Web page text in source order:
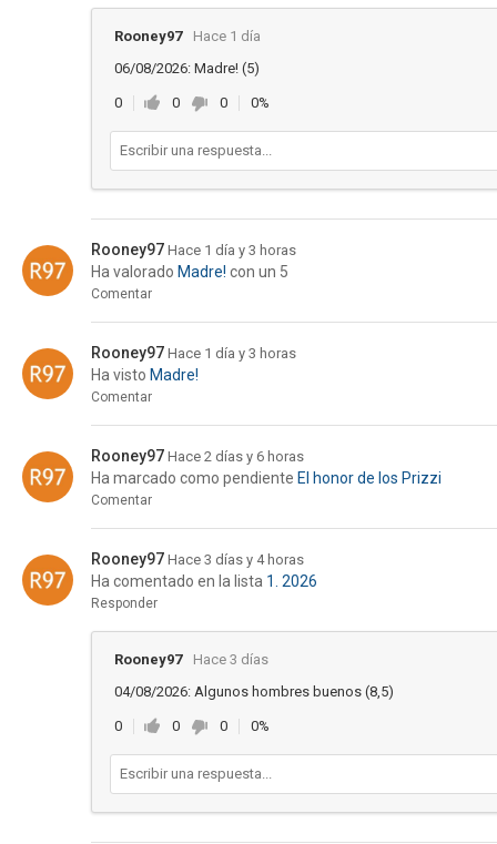
Rooney97
Hace 1 día
06/08/2026: Madre! (5)
0 0 0 0%
Rooney97 Hace 1 día y 3 horas
Ha valorado Madre! con un 5
Comentar
Rooney97 Hace 1 día y 3 horas
Ha visto Madre!
Comentar
Rooney97 Hace 2 días y 6 horas
Ha marcado como pendiente El honor de los Prizzi
Comentar
Rooney97 Hace 3 días y 4 horas
Ha comentado en la lista 1. 2026
Responder
Rooney97
Hace 3 días
04/08/2026: Algunos hombres buenos (8,5)
0 0 0 0%